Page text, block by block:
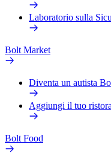
Laboratorio sulla
Bolt Market
Diventa un autista
Aggiungi il tuo
Bolt Food